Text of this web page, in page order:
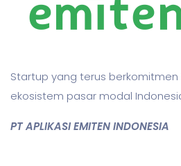
Startup yang terus
ekosistem pasar modal
PT APLIKASI EMITEN INDONESIA